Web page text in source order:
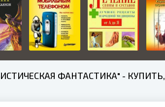
ФАНТАСТИКА" - КУПИТЬ,